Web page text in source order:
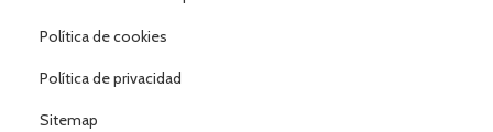
Política de cookies
Política de privacidad
Sitemap